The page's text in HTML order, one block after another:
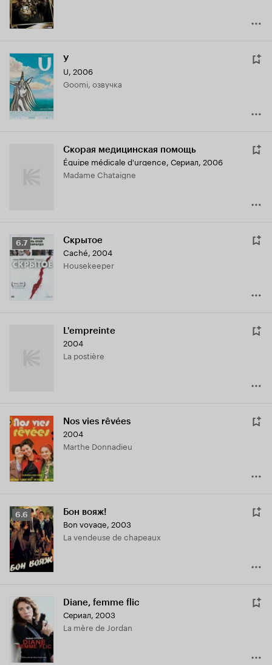
У
U, 2006
Goomi, озвучка
Скорая медицинская помощь
Équipe médicale d'urgence, Сериал, 2006
Madame Chataigne
Рейтинг
Кинопоиска
6.7
6.7 Скрытое
Caché, 2004
Housekeeper
L'empreinte
2004
La postière
Nos vies rêvées
2004
Marthe Donnadieu
Рейтинг
Кинопоиска
6.6
6.6 Бон вояж!
Bon voyage, 2003
La vendeuse de chapeaux
Diane, femme flic
Сериал, 2003
La mère de Jordan